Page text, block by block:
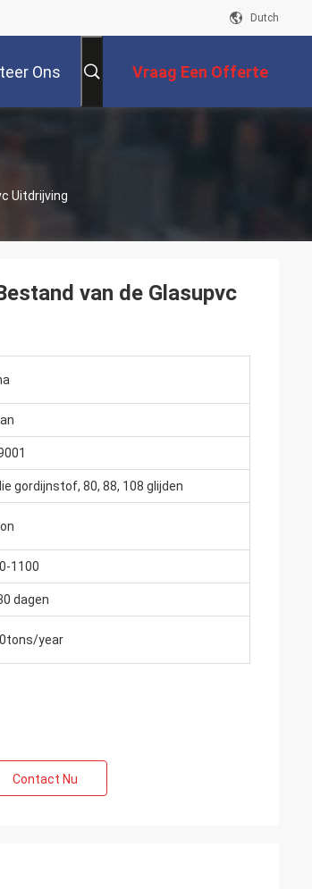
Dutch
Ons Vraag Een Offerte
Uitdrijving
van de Glasupvc
gordijnstof, 80, 88, 108 glijden
1100
dagen
year
Contact Nu